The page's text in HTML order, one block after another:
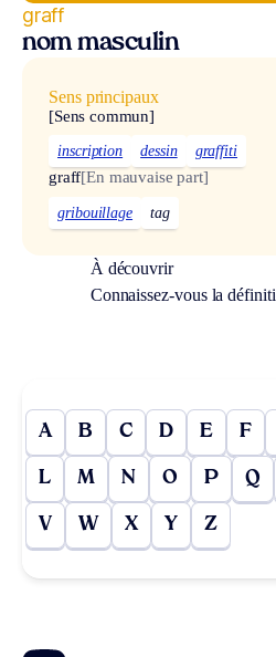
graff
nom masculin
Sens principaux
[Sens commun]
inscription dessin graffiti
graff[En mauvaise part]
gribouillage tag
À découvrir
Connaissez-vous la
A B C D E F
L M N O P Q
V W X Y Z